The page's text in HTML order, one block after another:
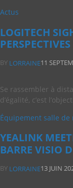
Actus
LOGITECH
BY LORRAINE11
Se rassembler à
d’égalité, c’est
Équipement salle de
YEALINK
BARRE VISIO
BY LORRAINE13 JUIN